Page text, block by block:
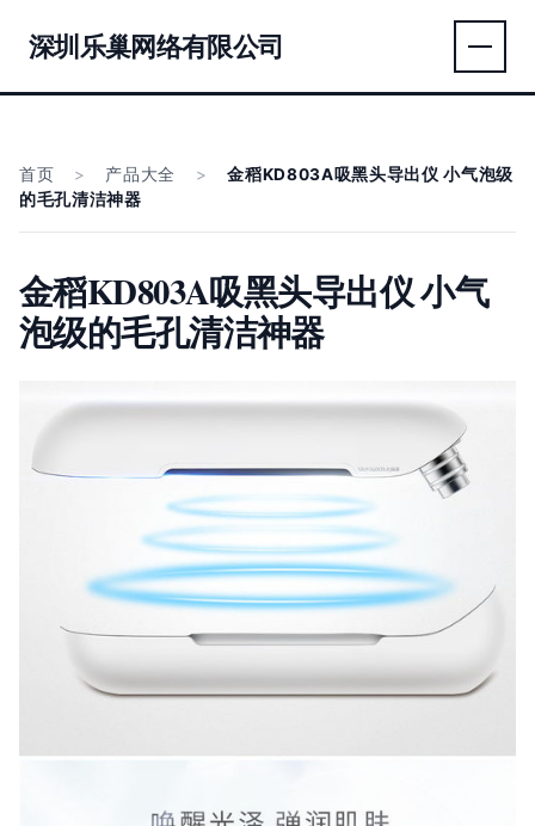
深圳乐巢网络有限公司
首页 > 产品大全 >
金稻KD803A吸黑头导出仪 小气泡级
的毛孔清洁神器
金稻KD803A吸黑头导出仪 小气
泡级的毛孔清洁神器